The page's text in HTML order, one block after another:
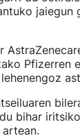
jaiegun
Pfizerren
bihar